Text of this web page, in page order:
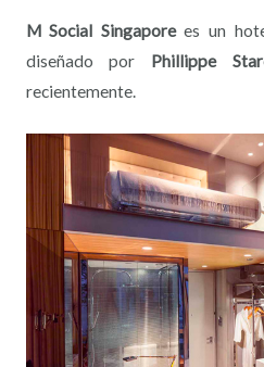
M Social Singaporees un
diseñado por Phillippe
recientemente.